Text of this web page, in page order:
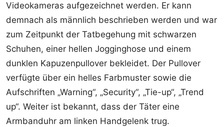
Videokameras aufgezeichnet werden. Er kann
demnach als männlich beschrieben werden und war
zum Zeitpunkt der Tatbegehung mit schwarzen
Schuhen, einer hellen Jogginghose und einem
dunklen Kapuzenpullover bekleidet. Der Pullover
verfügte über ein helles Farbmuster sowie die
Aufschriften „Warning“, „Security“, „Tie-up“, „Trend
up“. Weiter ist bekannt, dass der Täter eine
Armbanduhr am linken Handgelenk trug.